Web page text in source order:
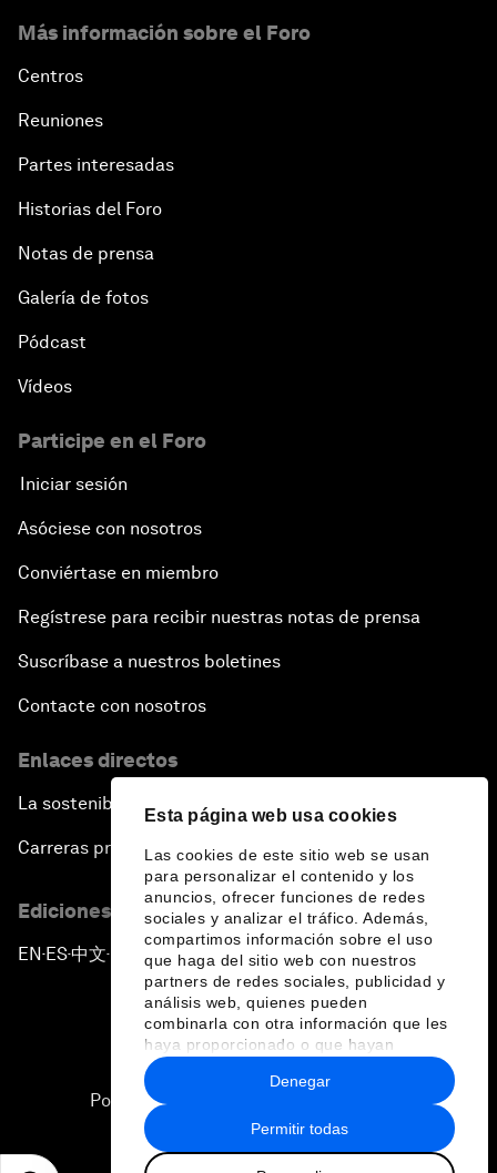
Esta página web usa cookies
Las cookies de este sitio web se usan
para personalizar el contenido y los
anuncios, ofrecer funciones de redes
sociales y analizar el tráfico. Además,
compartimos información sobre el uso
que haga del sitio web con nuestros
partners de redes sociales, publicidad y
análisis web, quienes pueden
combinarla con otra información que les
haya proporcionado o que hayan
recopilado a partir del uso que haya
hecho de sus servicios.
Permitir todas
Denegar
Más información sobre el Foro
Centros
Reuniones
Partes interesadas
Historias del Foro
Notas de prensa
Galería de fotos
Pódcast
Vídeos
Participe en el Foro
Iniciar sesión
Asóciese con nosotros
Conviértase en miembro
Regístrese para recibir nuestras notas de prensa
Suscríbase a nuestros boletines
Contacte con nosotros
Enlaces directos
La sostenibilidad en el Foro
Carreras profesionales
Ediciones en otros idiomas
EN ▪ES▪中文▪ 日本語
Política de privacidad y normas de uso
Sitemap